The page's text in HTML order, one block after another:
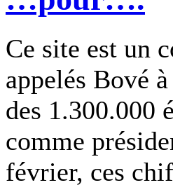
Ce site est un
appelés Bové
des 1.300.000
comme
février, ces